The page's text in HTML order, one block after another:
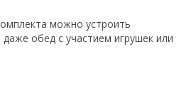
можно устроить
обед с участием игрушек или